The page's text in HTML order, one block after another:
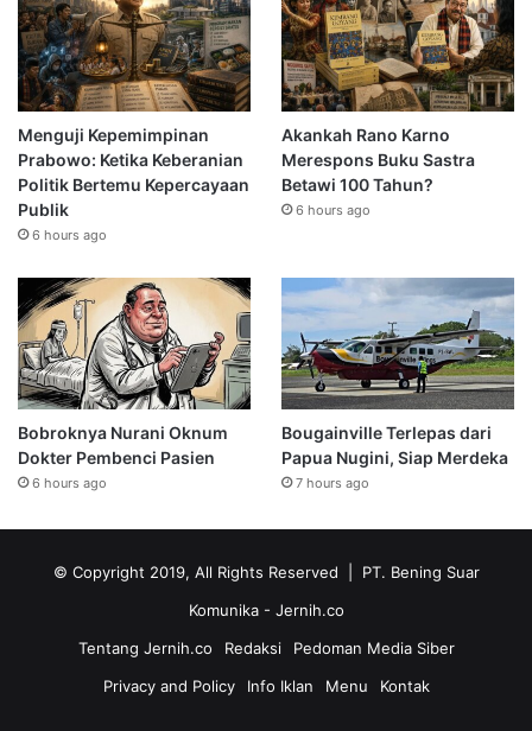
Menguji Kepemimpinan
Prabowo: Ketika Keberanian
Politik Bertemu Kepercayaan
Publik
6 hours ago
Akankah Rano Karno
Merespons Buku Sastra
Betawi 100 Tahun?
6 hours ago
Bobroknya Nurani Oknum
Dokter Pembenci Pasien
6 hours ago
Bougainville Terlepas dari
Papua Nugini, Siap Merdeka
7 hours ago
© Copyright 2019, All Rights Reserved | PT. Bening Suar
Komunika - Jernih.co
Tentang Jernih.co
Redaksi
Pedoman Media Siber
Privacy and Policy
Info Iklan Menu Kontak